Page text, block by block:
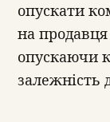
опускати
на
опускаючи
залежність